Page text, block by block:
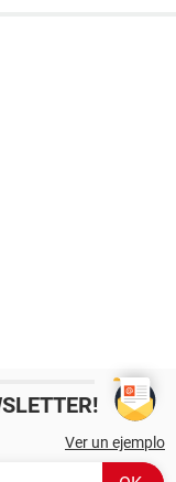
Ver un ejemplo